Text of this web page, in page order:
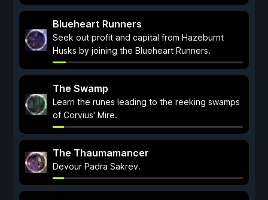
Blueheart Runners
Seek out profit and capital from Hazeburnt
Husks by joining the Blueheart Runners.
The Swamp
Learn the runes leading to the reeking swamps
of Corvius' Mire.
The Thaumamancer
Devour Padra Sakrev.